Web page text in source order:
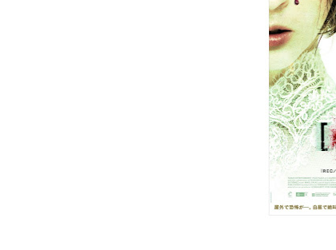
Entrevista a Javier
del Madd Film